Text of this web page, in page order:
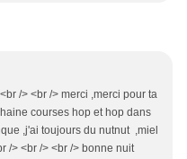
/> <br /> merci ,merci pour ta
courses hop et hop dans
,j'ai toujours du nutnut ,miel
/> <br /> <br /> bonne nuit